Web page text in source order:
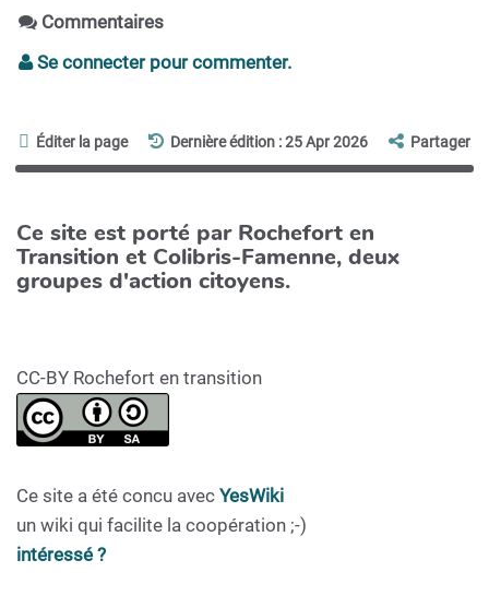
Commentaires
Se connecter pour commenter.
Éditer la page Dernière édition : 25 Apr 2026 Partager
Ce site est porté par Rochefort en
Transition et Colibris-Famenne, deux
groupes d'action citoyens.
CC-BY Rochefort en transition
Ce site a été concu avec YesWiki
un wiki qui facilite la coopération ;-)
intéressé ?